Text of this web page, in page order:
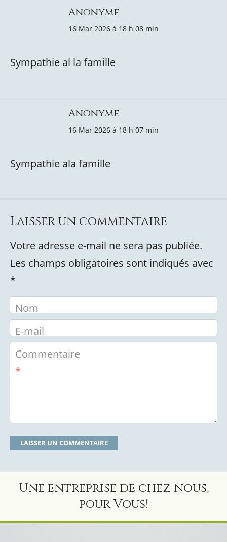
Anonyme
16 Mar 2026 à 18 h 08 min
Sympathie al la famille
Anonyme
16 Mar 2026 à 18 h 07 min
Sympathie ala famille
Laisser un commentaire
Votre adresse e-mail ne sera pas publiée.
Les champs obligatoires sont indiqués avec
*
Nom
E-mail
Commentaire
*
Une entreprise de chez nous,
pour Vous!